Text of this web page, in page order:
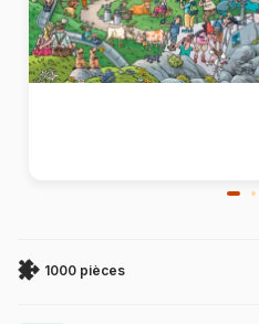
1000 pièces